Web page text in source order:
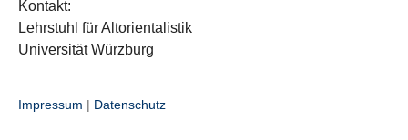
Kontakt:
Lehrstuhl für Altorientalistik
Universität Würzburg
Impressum | Datenschutz